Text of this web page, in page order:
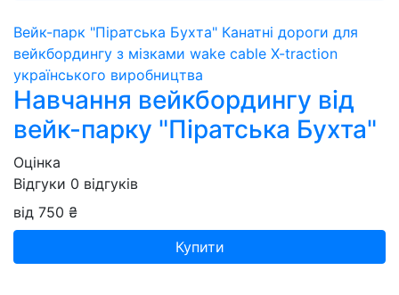
Вейк-парк "Піратська Бухта" Канатні дороги для
вейкбордингу з мізками wake cable X-traction
українського виробництва
Навчання вейкбордингу від
вейк-парку "Піратська Бухта"
Оцінка
Відгуки 0 відгуків
від 750 ₴
Купити